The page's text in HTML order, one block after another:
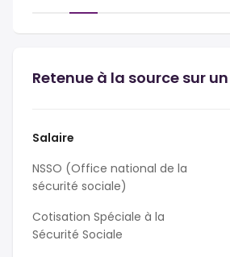
Retenue à la source sur
Salaire
NSSO (Office national de la
sécurité sociale)
Cotisation Spéciale à la
Sécurité Sociale